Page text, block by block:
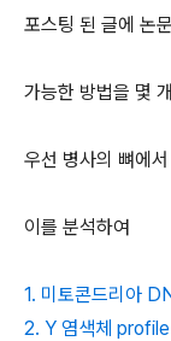
포스팅 된 글에 논
가능한 방법을 몇
우선 병사의 뼈에
이를 분석하여
1. 미토콘드리아
2. Y 염색체 profile